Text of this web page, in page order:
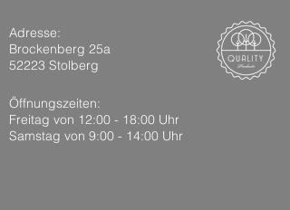
Adresse:
Brockenberg 25a
52223 Stolberg
Öffnungszeiten:
Freitag von 12:00 - 18:00 Uhr
Samstag von 9:00 - 14:00 Uhr